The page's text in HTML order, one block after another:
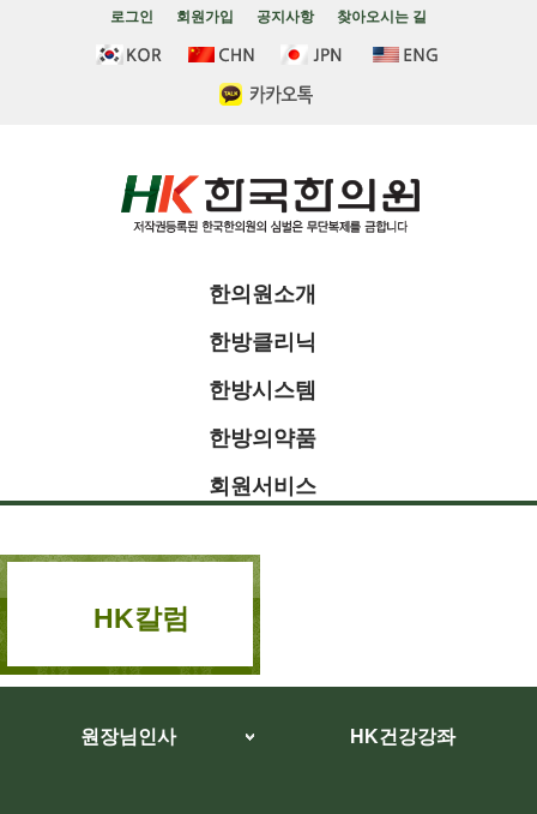
로그인 회원가입 공지사항 찾아오시는 길
한의원소개
한방클리닉
한방시스템
한방의약품
회원서비스
HK칼럼
원장님인사 HK건강강좌